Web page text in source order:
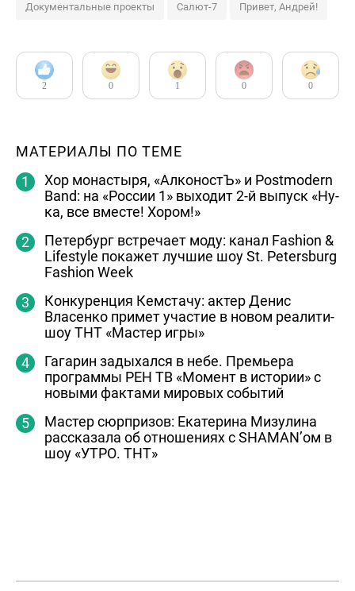
Документальные проекты Салют-7 Привет, Андрей!
2 0 1 0 0
МАТЕРИАЛЫ ПО ТЕМЕ
Хор монастыря, «АлконостЪ» и Postmodern
Band: на «России 1» выходит 2-й выпуск «Ну-
ка, все вместе! Хором!»
Петербург встречает моду: канал Fashion &
Lifestyle покажет лучшие шоу St. Petersburg
Fashion Week
Конкуренция Кемстачу: актер Денис
Власенко примет участие в новом реалити-
шоу ТНТ «Мастер игры»
Гагарин задыхался в небе. Премьера
программы РЕН ТВ «Момент в истории» с
новыми фактами мировых событий
Мастер сюрпризов: Екатерина Мизулина
рассказала об отношениях с SHAMAN’ом в
шоу «УТРО. ТНТ»